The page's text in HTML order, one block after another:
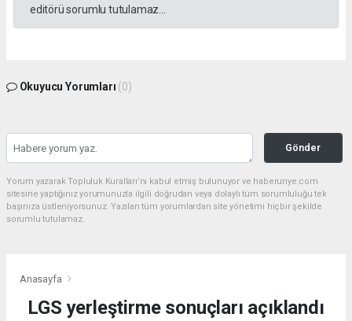
editörü sorumlu tutulamaz...
Okuyucu Yorumları (0)
Gönder
Yorum yazarak Topluluk Kuralları’nı kabul etmiş bulunuyor ve haberunye.com
sitesine yaptığınız yorumunuzla ilgili doğrudan veya dolaylı tüm sorumluluğu tek
başınıza üstleniyorsunuz. Yazılan tüm yorumlardan site yönetimi hiçbir şekilde
sorumlu tutulamaz.
Anasayfa
LGS yerleştirme sonuçları açıklandı